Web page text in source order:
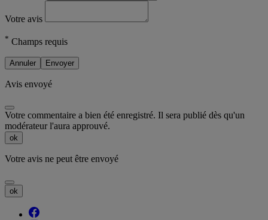
Votre avis
* Champs requis
Annuler Envoyer
Avis envoyé
Votre commentaire a bien été enregistré. Il sera publié dès qu'un
modérateur l'aura approuvé.
ok
Votre avis ne peut être envoyé
ok